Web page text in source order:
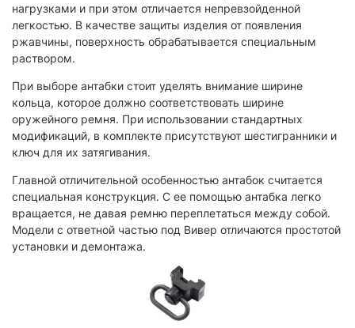
нагрузками и при этом отличается непревзойденной
легкостью. В качестве защиты изделия от появления
ржавчины, поверхность обрабатывается специальным
раствором.
При выборе антабки стоит уделять внимание ширине
кольца, которое должно соответствовать ширине
оружейного ремня. При использовании стандартных
модификаций, в комплекте присутствуют шестигранники и
ключ для их затягивания.
Главной отличительной особенностью антабок считается
специальная конструкция. С ее помощью антабка легко
вращается, не давая ремню переплетаться между собой.
Модели с ответной частью под Вивер отличаются простотой
установки и демонтажа.